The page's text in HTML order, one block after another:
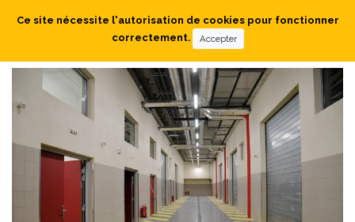
Ce site nécessite l'autorisation de cookies pour fonctionner
correctement.
Accepter